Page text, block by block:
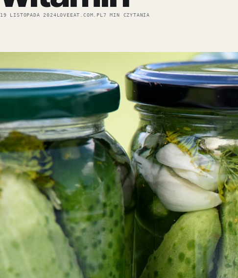
19 LISTOPADA 2024LOVEEAT.COM.PL 7 MIN CZYTANIA